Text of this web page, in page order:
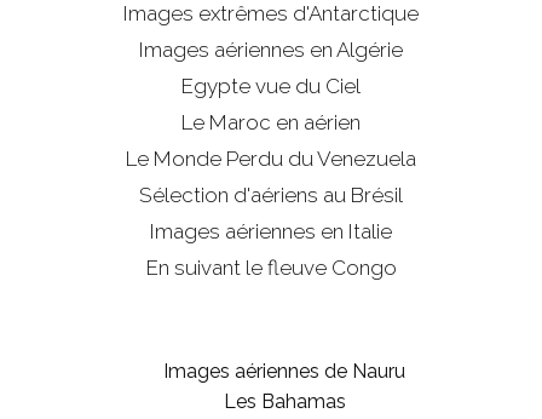
Images extrêmes d'Antarctique
Images aériennes en Algérie
Egypte vue du Ciel
Le Maroc en aérien
Le Monde Perdu du Venezuela
Sélection d'aériens au Brésil
Images aériennes en Italie
En suivant le fleuve Congo
Images aériennes de Nauru
Les Bahamas